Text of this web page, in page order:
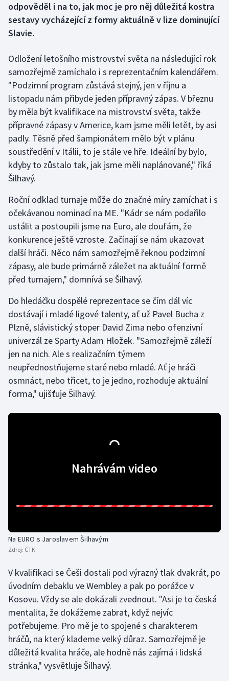
Gymnastika
Jezdectví
Judo
Krasobruslení
Lezení
Lyže a snowboard
Motorsport
Olympijské hry
Parasport
Plážový volejbal
Ragby
Rychlobruslení
Rychlostní kanoistika
Short track
Veslování
Vodní slalom
Ostatní
odpověděl i na to, jak moc je pro něj důležitá kostra
sestavy vycházející z formy aktuálně v lize dominující
Slavie.
Odložení letošního mistrovství světa na následující rok
samozřejmě zamíchalo i s reprezentačním kalendářem.
"Podzimní program zůstává stejný, jen v říjnu a
listopadu nám přibyde jeden přípravný zápas. V březnu
by měla být kvalifikace na mistrovství světa, takže
přípravné zápasy v Americe, kam jsme měli letět, by asi
padly. Těsně před šampionátem mělo být v plánu
soustředění v Itálii, to je stále ve hře. Ideální by bylo,
kdyby to zůstalo tak, jak jsme měli naplánované," říká
Šilhavý.
Roční odklad turnaje může do značné míry zamíchat i s
očekávanou nominací na ME. "Kádr se nám podařilo
ustálit a postoupili jsme na Euro, ale doufám, že
konkurence ještě vzroste. Začínají se nám ukazovat
další hráči. Něco nám samozřejmě řeknou podzimní
zápasy, ale bude primárně záležet na aktuální formě
před turnajem," domnívá se Šilhavý.
Do hledáčku dospělé reprezentace se čím dál víc
dostávají i mladé ligové talenty, ať už Pavel Bucha z
Plzně, slávistický stoper David Zima nebo ofenzivní
univerzál ze Sparty Adam Hložek. "Samozřejmě záleží
jen na nich. Ale s realizačním týmem
neupřednostňujeme staré nebo mladé. Ať je hráči
osmnáct, nebo třicet, to je jedno, rozhoduje aktuální
forma," ujišťuje Šilhavý.
Nahrávám video
Na EURO s Jaroslavem Šilhavým
Zdroj: ČTK
V kvalifikaci se Češi dostali pod výrazný tlak dvakrát, po
úvodním debaklu ve Wembley a pak po porážce v
Kosovu. Vždy se ale dokázali zvednout. "Asi je to česká
mentalita, že dokážeme zabrat, když nejvíc
potřebujeme. Pro mě je to spojené s charakterem
hráčů, na který klademe velký důraz. Samozřejmě je
důležitá kvalita hráče, ale hodně nás zajímá i lidská
stránka," vysvětluje Šilhavý.